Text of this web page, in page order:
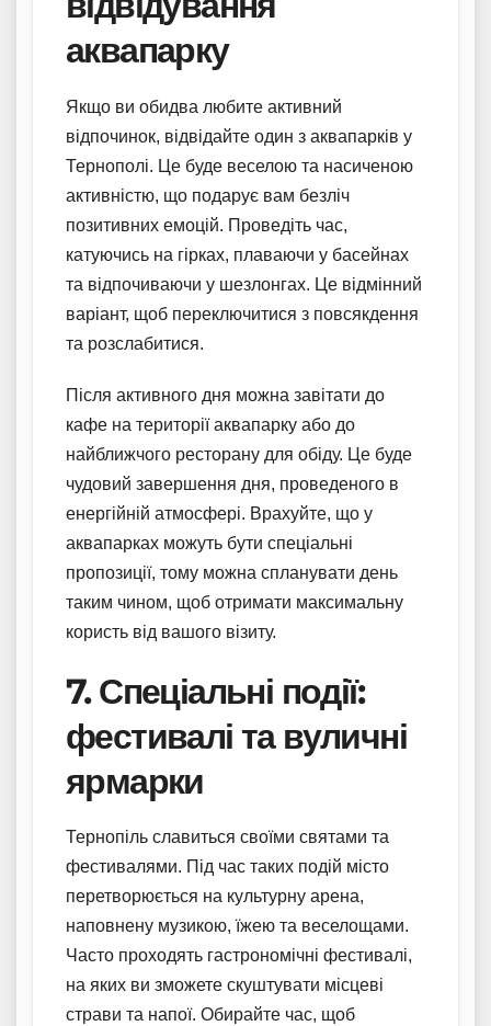
аквапарку
Якщо ви обидва любите активний
відпочинок, відвідайте один з аквапарків у
Тернополі. Це буде веселою та насиченою
активністю, що подарує вам безліч
позитивних емоцій. Проведіть час,
катуючись на гірках, плаваючи у басейнах
та відпочиваючи у шезлонгах. Це відмінний
варіант, щоб переключитися з повсякдення
та розслабитися.
Після активного дня можна завітати до
кафе на території аквапарку або до
найближчого ресторану для обіду. Це буде
чудовий завершення дня, проведеного в
енергійній атмосфері. Врахуйте, що у
аквапарках можуть бути спеціальні
пропозиції, тому можна спланувати день
таким чином, щоб отримати максимальну
користь від вашого візиту.
7. Спеціальні події:
фестивалі та вуличні
ярмарки
Тернопіль славиться своїми святами та
фестивалями. Під час таких подій місто
перетворюється на культурну арена,
наповнену музикою, їжею та веселощами.
Часто проходять гастрономічні фестивалі,
на яких ви зможете скуштувати місцеві
страви та напої. Обирайте час, щоб